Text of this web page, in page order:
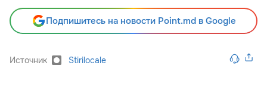
Подпишитесь на новости Point.md в Google
Источник Stirilocale